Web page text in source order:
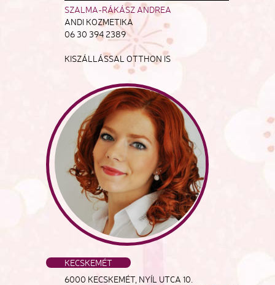
SZALMA-RÁKÁSZ ANDREA
ANDI KOZMETIKA
06 30 394 2389
KISZÁLLÁSSAL OTTHON IS
KECSKEMÉT
6000 KECSKEMÉT, NYÍL UTCA 10.